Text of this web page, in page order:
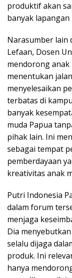
produktif akan
banyak lapangan
Narasumber lain
Lefaan, Dosen
mendorong anak
menentukan
menyelesaikan
terbatas di
banyak
muda Papua
pihak lain. Ini
sebagai tempat
pemberdayaan
kreativitas anak
Putri Indonesia
dalam forum
menjaga
Dia
selalu dijaga
produk. Ini
hanya